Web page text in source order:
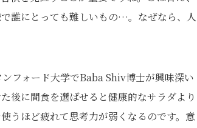
誰にとっても難しいもの…。なぜなら、人
フォード大学でBaba Shiv博士が興味深い
後に間食を選ばせると健康的なサラダより
うほど疲れて思考力が弱くなるのです。意